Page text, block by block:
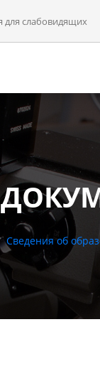
для слабовидящих
Сведения об